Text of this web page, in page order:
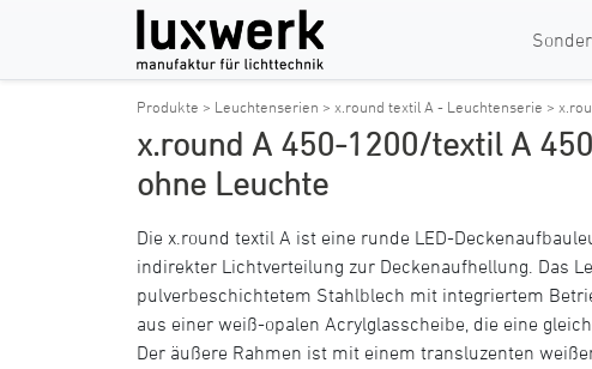
Produkte > Leuchtenserien > x.round textil A - Leuchtenserie >
x.round A 450-1200/textil A
ohne Leuchte
Die x.round textil A ist eine runde LED-
indirekter Lichtverteilung zur Deckenaufhellung. Das
pulverbeschichtetem Stahlblech mit integriertem
aus einer weiß-opalen Acrylglasscheibe, die eine
Der äußere Rahmen ist mit einem transluzenten